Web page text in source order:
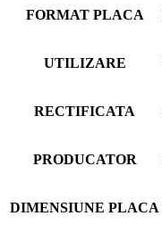
FORMAT PLACA
UTILIZARE
RECTIFICATA
PRODUCATOR
DIMENSIUNE PLACA